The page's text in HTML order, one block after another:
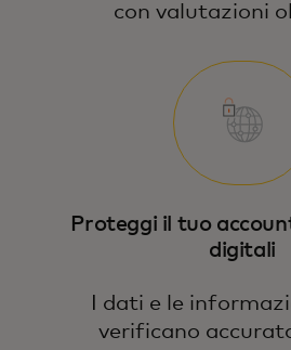
con valutazioni
Proteggi il tuo
digitali
I dati e le
verificano